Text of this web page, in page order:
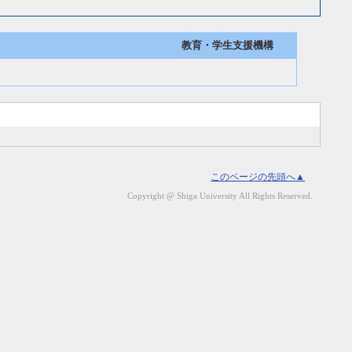
教育・学生支援機構
このページの先頭へ▲
Copyright @ Shiga University All Rights Reserved.